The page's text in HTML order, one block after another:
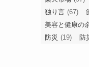
独り言 (67)
美容と健康の
防災 (19) 防